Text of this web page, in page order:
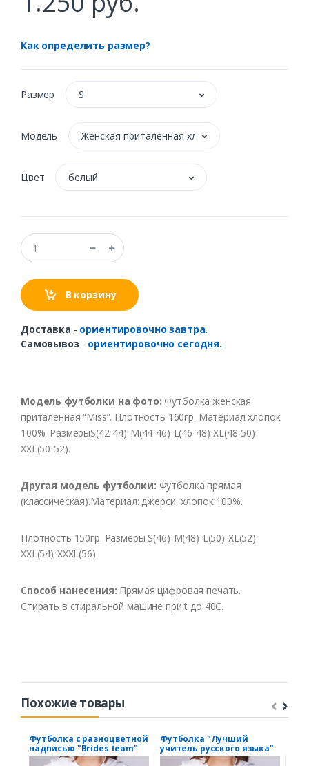
Как определить размер?
Размер S
Модель Женская приталенная хлопок
Цвет белый
В корзину
Доставка - ориентировочно завтра.
Самовывоз - ориентировочно сегодня.
Модель футболки на фото: Футболка женская
приталенная “Miss”. Плотность 160гр. Материал хлопок
100%. РазмерыS(42-44)-M(44-46)-L(46-48)-XL(48-50)-
XXL(50-52).
Другая модель футболки: Футболка прямая
(классическая).Материал: джерси, хлопок 100%.
Плотность 150гр. Размеры S(46)-M(48)-L(50)-XL(52)-
XXL(54)-XXXL(56)
Способ нанесения: Прямая цифровая печать.
Стирать в стиральной машине при tдо 40С.
Похожие товары
Футболка с разноцветной
надписью "Brides team"
Футболка "Лучший
учитель русского языка"